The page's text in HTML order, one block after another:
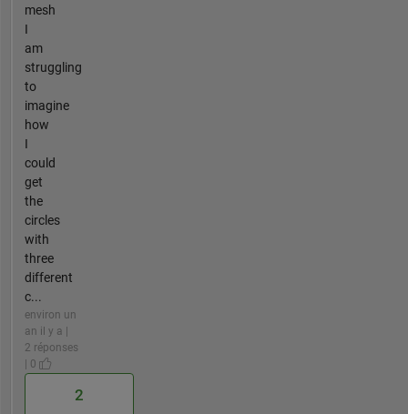
mesh
I
am
struggling
to
imagine
how
I
could
get
the
circles
with
three
different
c...
environ un
an il y a |
2 réponses
| 0
2